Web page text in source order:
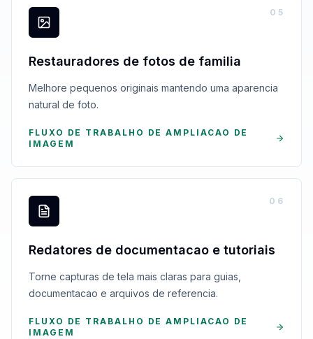
0 5
Restauradores de fotos de familia
Melhore pequenos originais mantendo uma aparencia
natural de foto.
FLUXO DE TRABALHO DE AMPLIACAO DE
IMAGEM
0 6
Redatores de documentacao e tutoriais
Torne capturas de tela mais claras para guias,
documentacao e arquivos de referencia.
FLUXO DE TRABALHO DE AMPLIACAO DE
IMAGEM